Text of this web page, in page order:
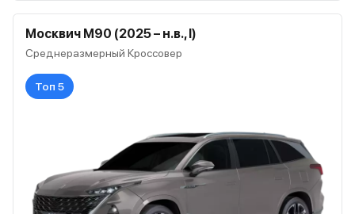
Москвич М90 (2025 – н.в., I)
Среднеразмерный Кроссовер
Топ 5